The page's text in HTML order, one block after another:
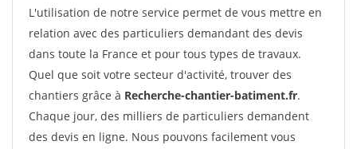
L'utilisation de notre service permet de vous mettre en
relation avec des particuliers demandant des devis
dans toute la France et pour tous types de travaux.
Quel que soit votre secteur d'activité, trouver des
chantiers grâce à Recherche-chantier-batiment.fr.
Chaque jour, des milliers de particuliers demandent
des devis en ligne. Nous pouvons facilement vous